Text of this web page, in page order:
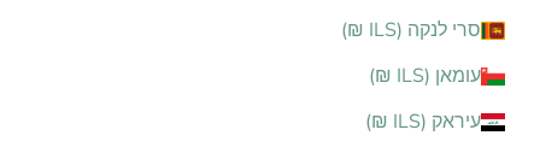
סרי לנקה (ILS ₪)
עומאן (ILS ₪)
עיראק (ILS ₪)